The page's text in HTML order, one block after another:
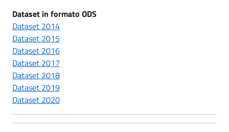
Dataset in formato ODS
Dataset 2014
Dataset 2015
Dataset 2016
Dataset 2017
Dataset 2018
Dataset 2019
Dataset 2020